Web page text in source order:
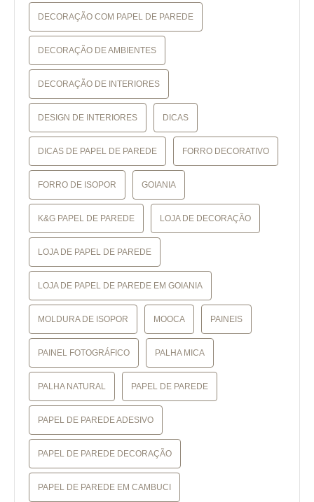
DECORAÇÃO COM PAPEL DE PAREDE
DECORAÇÃO DE AMBIENTES
DECORAÇÃO DE INTERIORES
DESIGN DE INTERIORES DICAS
DICAS DE PAPEL DE PAREDE FORRO DECORATIVO
FORRO DE ISOPOR GOIANIA
K&G PAPEL DE PAREDE LOJA DE DECORAÇÃO
LOJA DE PAPEL DE PAREDE
LOJA DE PAPEL DE PAREDE EM GOIANIA
MOLDURA DE ISOPOR MOOCA PAINEIS
PAINEL FOTOGRÁFICO PALHA MICA
PALHA NATURAL PAPEL DE PAREDE
PAPEL DE PAREDE ADESIVO
PAPEL DE PAREDE DECORAÇÃO
PAPEL DE PAREDE EM CAMBUCI